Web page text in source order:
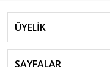
ÜYELİK
SAYFALAR